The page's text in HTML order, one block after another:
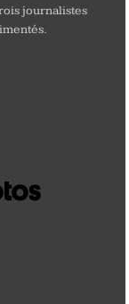
journalistes